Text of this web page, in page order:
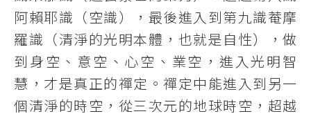
阿賴耶識（空識），最後進入到第九識菴摩
羅識（清淨的光明本體，也就是自性），做
到身空、意空、心空、業空，進入光明智
慧，才是真正的禪定。禪定中能進入到另一
個清淨的時空，從三次元的地球時空，超越